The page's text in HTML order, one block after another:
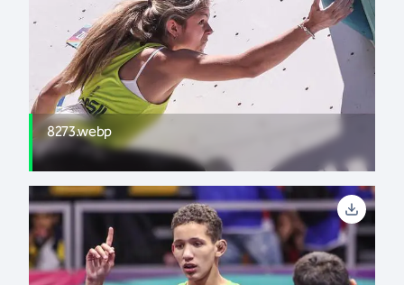
8273.webp